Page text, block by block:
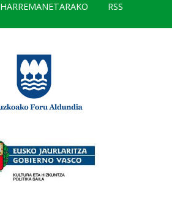
HARREMANETARAKO RSS